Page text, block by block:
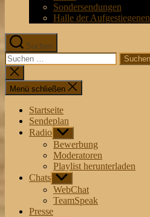
Sondersendungen
Halle der Aufgestiegenen
Suchen
Suchen
nach:
Suche
schließen
Menü schließen
Startseite
Sendeplan
Radio Untermenü
anzeigen
Bewerbung
Moderatoren
Playlist herunterladen
Chats Untermenü
anzeigen
WebChat
TeamSpeak
Presse